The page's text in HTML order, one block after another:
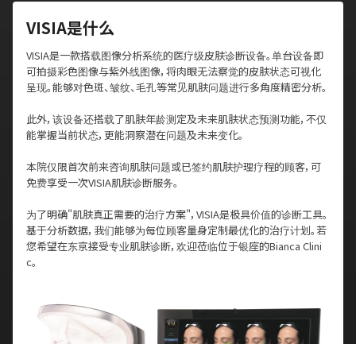
VISIA是什么
VISIA是一款搭载图像分析系统的医疗级皮肤诊断设备。单台设备即
可拍摄彩色图像与紫外线图像，将肉眼无法察觉的皮肤状态可视化
呈现。能够对色斑、皱纹、毛孔等常见肌肤问题进行多角度精密分析。
此外，该设备还搭载了肌肤年龄测定及未来肌肤状态预测功能，不仅
能掌握当前状态，更能洞察潜在问题及未来变化。
本院仅限首次前来咨询肌肤问题或已签约肌肤护理疗程的顾客，可
免费享受一次VISIA肌肤诊断服务。
为了明确"肌肤真正需要的治疗方案"，VISIA是极具价值的诊断工具。
基于分析数据，我们能够为每位顾客量身定制最优化的治疗计划。若
您希望在东京接受专业肌肤诊断，欢迎莅临位于银座的Bianca Clini
c。